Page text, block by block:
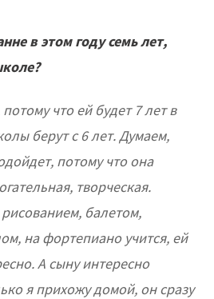
в этом году семь лет,
что ей будет 7 лет в
берут с 6 лет. Думаем,
потому что она
творческая.
балетом,
на фортепиано учится, ей
А сыну интересно
я прихожу домой, он сразу